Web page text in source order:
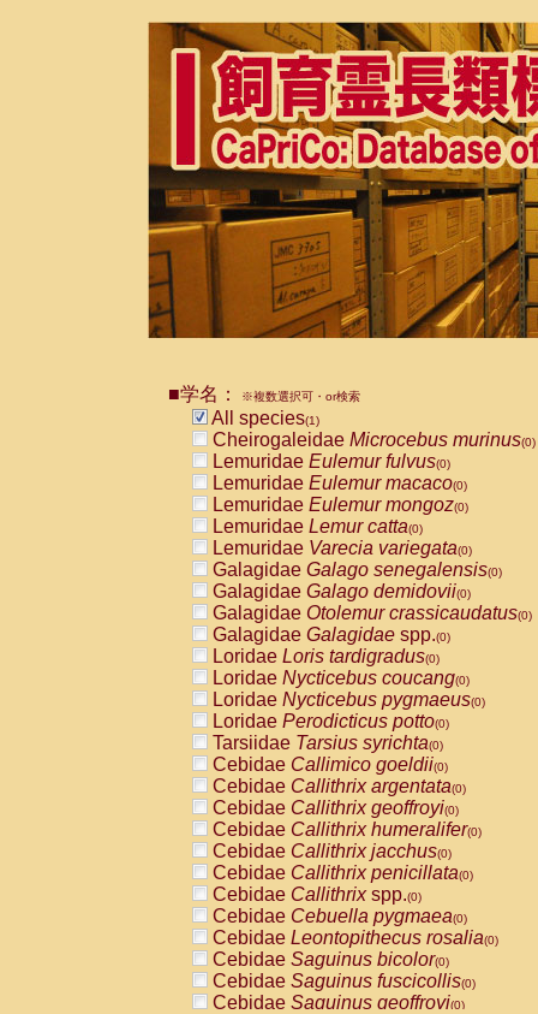
■学名： ※複数選択可・or検索
All species(1)
Cheirogaleidae Microcebus murinus(0)
Lemuridae Eulemur fulvus(0)
Lemuridae Eulemur macaco(0)
Lemuridae Eulemur mongoz(0)
Lemuridae Lemur catta(0)
Lemuridae Varecia variegata(0)
Galagidae Galago senegalensis(0)
Galagidae Galago demidovii(0)
Galagidae Otolemur crassicaudatus(0)
Galagidae Galagidae spp.(0)
Loridae Loris tardigradus(0)
Loridae Nycticebus coucang(0)
Loridae Nycticebus pygmaeus(0)
Loridae Perodicticus potto(0)
Tarsiidae Tarsius syrichta(0)
Cebidae Callimico goeldii(0)
Cebidae Callithrix argentata(0)
Cebidae Callithrix geoffroyi(0)
Cebidae Callithrix humeralifer(0)
Cebidae Callithrix jacchus(0)
Cebidae Callithrix penicillata(0)
Cebidae Callithrixspp.(0)
Cebidae Cebuella pygmaea(0)
Cebidae Leontopithecus rosalia(0)
Cebidae Saguinus bicolor(0)
Cebidae Saguinus fuscicollis(0)
Cebidae Saguinus geoffroyi(0)